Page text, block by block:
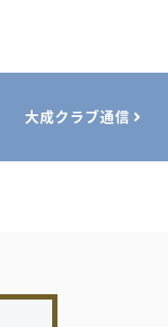
大成クラブ通信